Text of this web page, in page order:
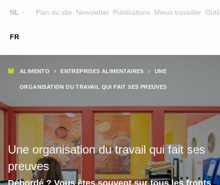
NL
FR
Plan du site Newsletter Publications Mieux travailler
Main
navigation
Fil
d'Ariane
ALIMENTO ENTREPRISES ALIMENTAIRES UNE
ORGANISATION DU TRAVAIL QUI FAIT SES PREUVES
Une organisation du travail qui fait ses
preuves
Débordé ? Vous êtes souvent sur tous les fronts